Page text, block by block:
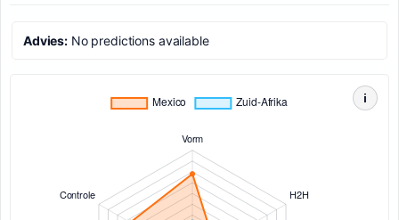
Advies: No predictions available
i